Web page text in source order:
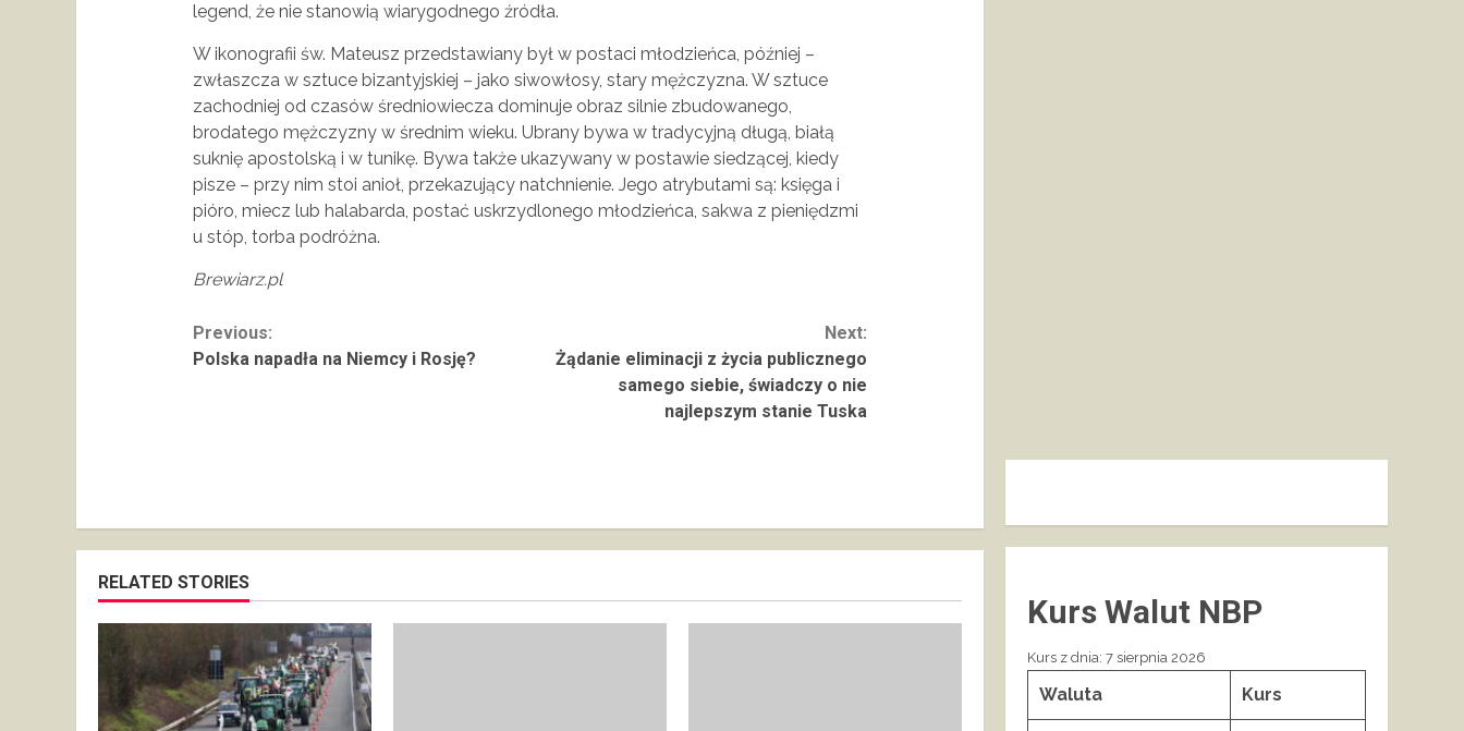
legend, że nie stanowią wiarygodnego źródła.
W ikonografii św. Mateusz przedstawiany był w postaci młodzieńca, później –
zwłaszcza w sztuce bizantyjskiej – jako siwowłosy, stary mężczyzna. W sztuce
zachodniej od czasów średniowiecza dominuje obraz silnie zbudowanego,
brodatego mężczyzny w średnim wieku. Ubrany bywa w tradycyjną długą, białą
suknię apostolską i w tunikę. Bywa także ukazywany w postawie siedzącej, kiedy
pisze – przy nim stoi anioł, przekazujący natchnienie. Jego atrybutami są: księga i
pióro, miecz lub halabarda, postać uskrzydlonego młodzieńca, sakwa z pieniędzmi
u stóp, torba podróżna.
Brewiarz.pl
Continue
Previous:
Polska napadła na Niemcy i Rosję?
Next:
Żądanie eliminacji z życia publicznego
samego siebie, świadczy o nie
najlepszym stanie Tuska
RELATED STORIES
Kurs Walut NBP
Kurs z dnia: 7 sierpnia 2026
Waluta Kurs